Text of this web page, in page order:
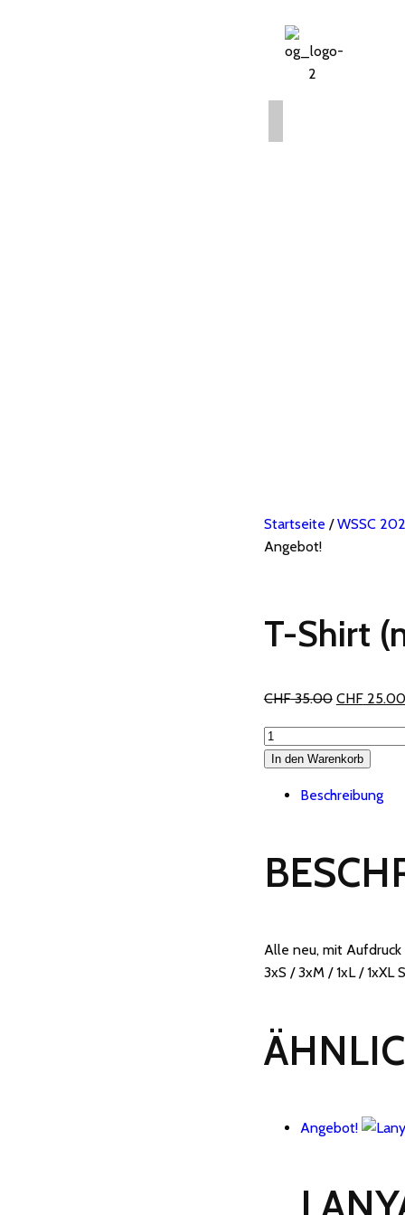
Startseite /WSSC
Angebot!
T-Shirt
CHF35.00
war:
CHF 35.00
CHF25.00
T-
Shirt
In den Warenkorb
Beschreibung
Alle neu, mit Aufdruck
3xS / 3xM / 1xL / 1xXL
Angebot!